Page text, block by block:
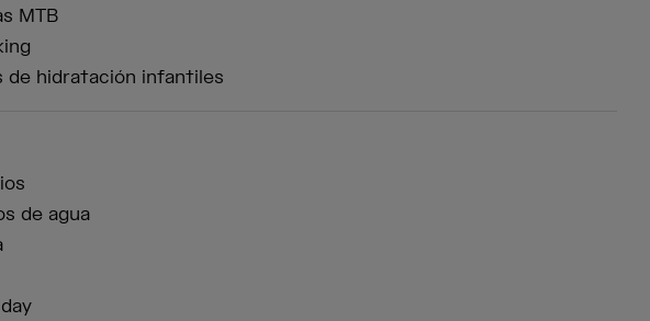
MTB
de hidratación infantiles
de agua